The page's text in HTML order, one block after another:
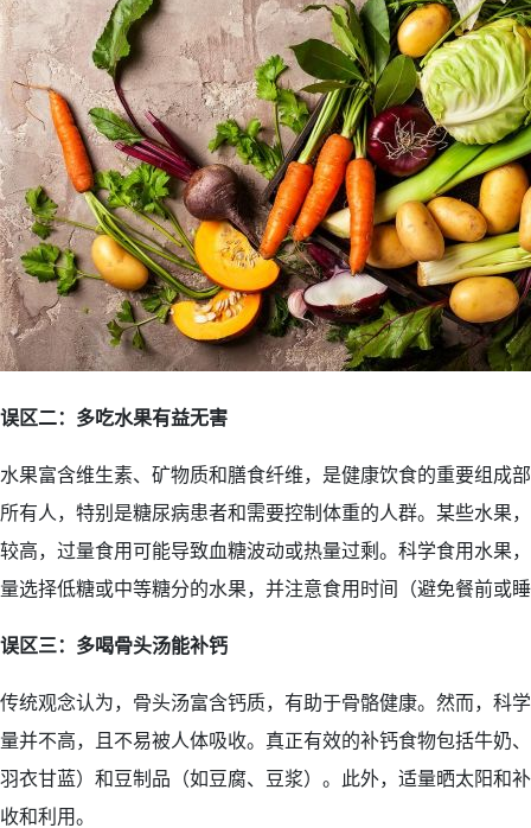
误区二：多吃水果有益无害
水果富含维生素、矿物质和膳食纤维，是健康饮食的重要组成
所有人，特别是糖尿病患者和需要控制体重的人群。某些水果
较高，过量食用可能导致血糖波动或热量过剩。科学食用水果
量选择低糖或中等糖分的水果，并注意食用时间（避免餐前或
误区三：多喝骨头汤能补钙
传统观念认为，骨头汤富含钙质，有助于骨骼健康。然而，科
量并不高，且不易被人体吸收。真正有效的补钙食物包括牛奶
羽衣甘蓝）和豆制品（如豆腐、豆浆）。此外，适量晒太阳和
收和利用。